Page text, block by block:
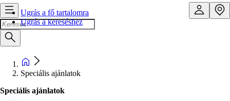
Ugrás a fő tartalomra
Ugrás a kereséshez
Speciális ajánlatok
Speciális ajánlatok